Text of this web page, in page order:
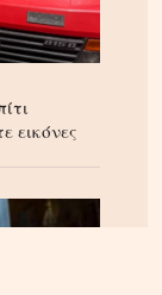
εικόνες